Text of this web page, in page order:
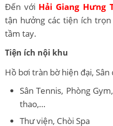
Đến với Hải Giang Hưng
tận hưởng các tiện ích
tầm tay.
Tiện ích nội khu
Hồ bơi tràn bờ hiện đại,
Sân Tennis, Phòng
thao,…
Thư viện, Chòi Spa